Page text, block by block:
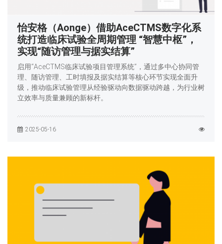
怡安格（Aonge）借助AceCTMS数字化系
统打造临床试验全周期管理 “智慧中枢”，
实现“随访管理与据实结算”
启用“AceCTMS临床试验项目管理系统”，通过多中心协同管
理、随访管理、工时填报及据实结算等核心环节实现全面升
级，推动临床试验管理从经验驱动向数据驱动跨越，为行业树
立效率与质量兼顾的新标杆。
2025-05-16